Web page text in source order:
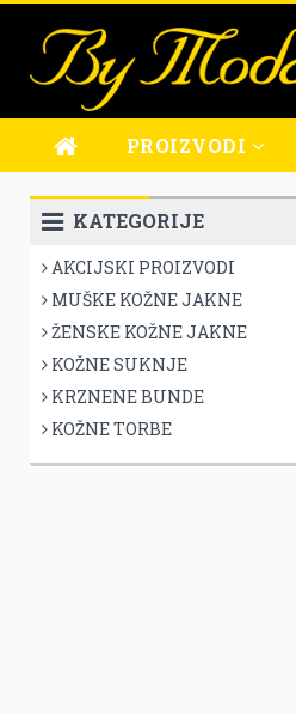
PROIZVODI
ŽENSKE KOŽNE JAKNE
KOŽNE SUKNJE
KATEGORIJE
AKCIJSKI PROIZVODI
MUŠKE KOŽNE JAKNE
ŽENSKE KOŽNE JAKNE
KOŽNE SUKNJE
KRZNENE BUNDE
KOŽNE TORBE